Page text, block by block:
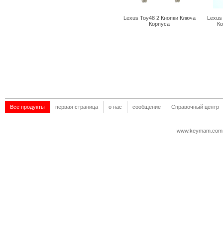
Lexus Toy48 2 Кнопки Ключа
Корпуса
Lexus
Все продукты первая страница о нас сообщение Справочный центр
www.keymam.com